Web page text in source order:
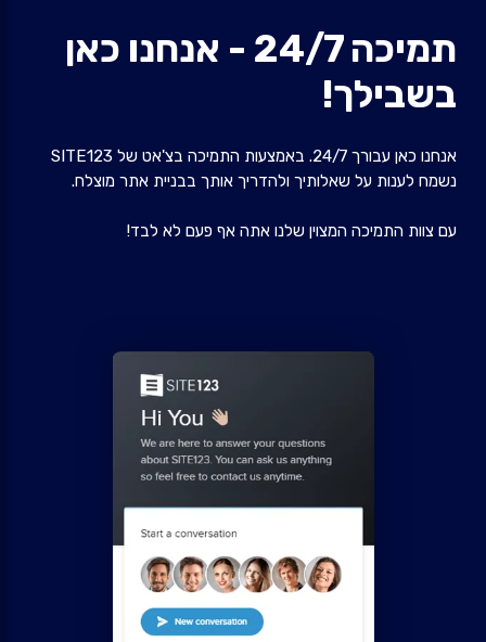
תמיכה 24/7 - אנחנו כאן
בשבילך!
אנחנו כאן עבורך 24/7. באמצעות התמיכה בצ'אט של SITE123
נשמח לענות על שאלותיך ולהדריך אותך בבניית אתר מוצלח.
עם צוות התמיכה המצוין שלנו אתה אף פעם לא לבד!